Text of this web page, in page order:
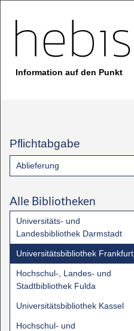
Information auf den Punkt
Pflichtabgabe
Ablieferung
Alle Bibliotheken
Universitäts- und
Landesbibliothek Darmstadt
Universitätsbibliothek Frankfurt
Hochschul-, Landes- und
Stadtbibliothek Fulda
Universitätsbibliothek Kassel
Hochschul- und